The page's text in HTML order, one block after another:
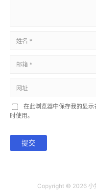
在此浏览器中保存我的显
时使用。
提交
Copyright © 2026 小